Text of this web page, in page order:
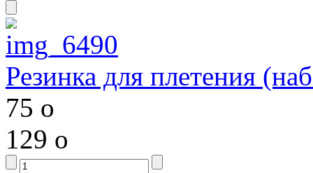
Резинка для плетения
75 o
129 o